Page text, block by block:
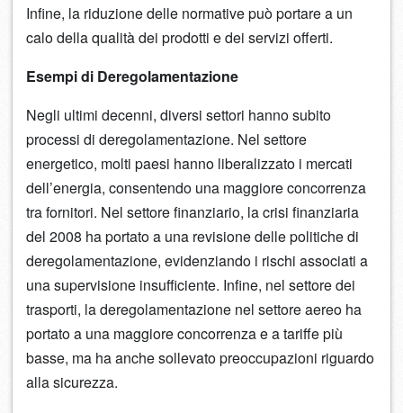
Infine, la riduzione delle normative può portare a un
calo della qualità dei prodotti e dei servizi offerti.
Esempi di Deregolamentazione
Negli ultimi decenni, diversi settori hanno subito
processi di deregolamentazione. Nel settore
energetico, molti paesi hanno liberalizzato i mercati
dell’energia, consentendo una maggiore concorrenza
tra fornitori. Nel settore finanziario, la crisi finanziaria
del 2008 ha portato a una revisione delle politiche di
deregolamentazione, evidenziando i rischi associati a
una supervisione insufficiente. Infine, nel settore dei
trasporti, la deregolamentazione nel settore aereo ha
portato a una maggiore concorrenza e a tariffe più
basse, ma ha anche sollevato preoccupazioni riguardo
alla sicurezza.